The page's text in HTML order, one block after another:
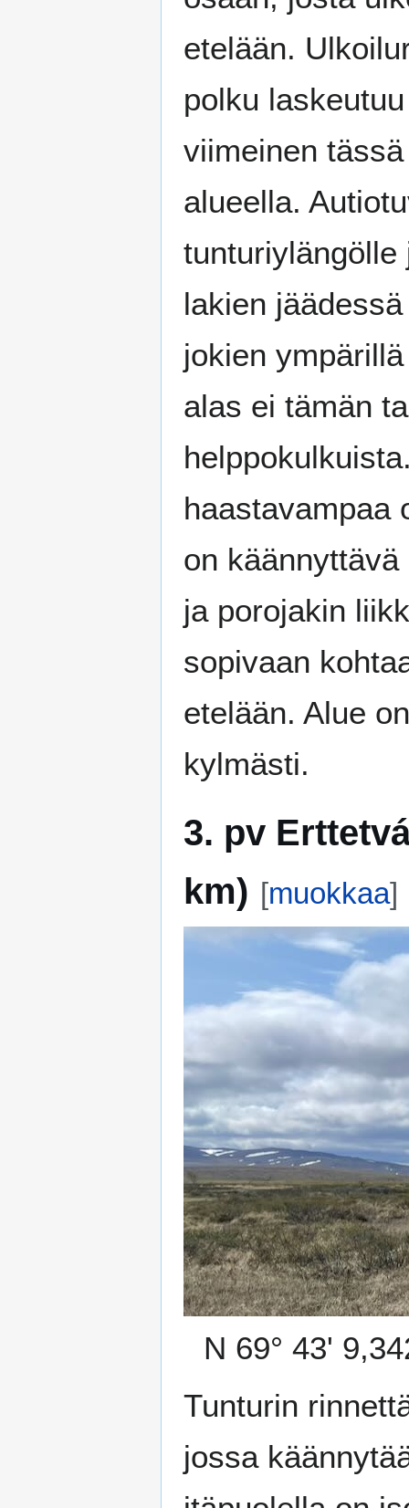
etelään.
polku
viimeinen
alueella.
tunturiylängölle
lakien
jokien
alas ei tämän
haastavampaa
on
ja porojakin
sopivaan
etelään. Alue
kylmästi.
3. pv
km) [muokkaa]
N 69° 43'
Tunturin
jossa